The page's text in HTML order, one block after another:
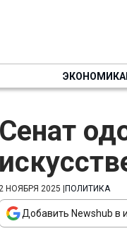
ЭКОНОМИКА
Сенат
НОЯБРЯ 2025 ПОЛИТИКА
Добавить Newshub в